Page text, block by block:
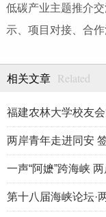
低碳产业主题推介交
示、项目对接、合
相关文章 Related
两岸青年走进同安
一声“阿嬷”跨海峡
第十八届海峡论坛·